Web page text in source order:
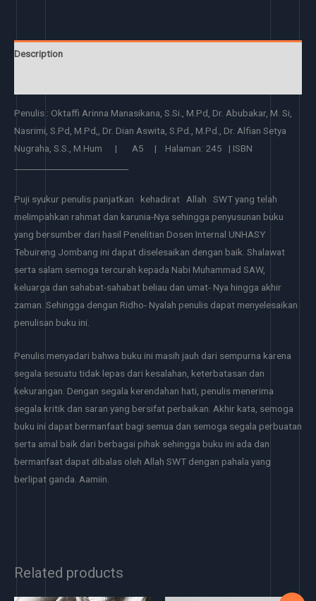
Description
Penulis : Oktaffi Arinna Manasikana, S.Si., M.Pd, Dr. Abubakar, M. Si,
Nasrimi, S.Pd, M.Pd,, Dr. Dian Aswita, S.Pd., M.Pd., Dr. Alfian Setya
Nugraha, S.S., M.Hum | A5 | Halaman: 245 | ISBN
Puji syukur penulis panjatkan kehadirat Allah SWT yang telah
melimpahkan rahmat dan karunia-Nya sehingga penyusunan buku
yang bersumber dari hasil Penelitian Dosen Internal UNHASY
Tebuireng Jombang ini dapat diselesaikan dengan baik. Shalawat
serta salam semoga tercurah kepada Nabi Muhammad SAW,
keluarga dan sahabat-sahabat beliau dan umat- Nya hingga akhir
zaman. Sehingga dengan Ridho- Nyalah penulis dapat menyelesaikan
penulisan buku ini.
Penulis menyadari bahwa buku ini masih jauh dari sempurna karena
segala sesuatu tidak lepas dari kesalahan, keterbatasan dan
kekurangan. Dengan segala kerendahan hati, penulis menerima
segala kritik dan saran yang bersifat perbaikan. Akhir kata, semoga
buku ini dapat bermanfaat bagi semua dan semoga segala perbuatan
serta amal baik dari berbagai pihak sehingga buku ini ada dan
bermanfaat dapat dibalas oleh Allah SWT dengan pahala yang
berlipat ganda. Aamiin.
Related products